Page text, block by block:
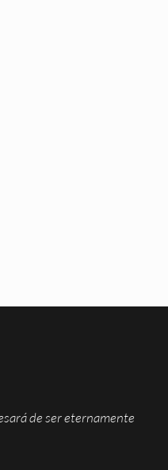
de ser eternamente